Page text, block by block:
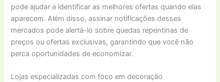
pode ajudar a identificar as melhores ofertas quando elas
aparecem. Além disso, assinar notificações desses
mercados pode alertá-lo sobre quedas repentinas de
preços ou ofertas exclusivas, garantindo que você não
perca oportunidades de economizar.
Lojas especializadas com foco em decoração